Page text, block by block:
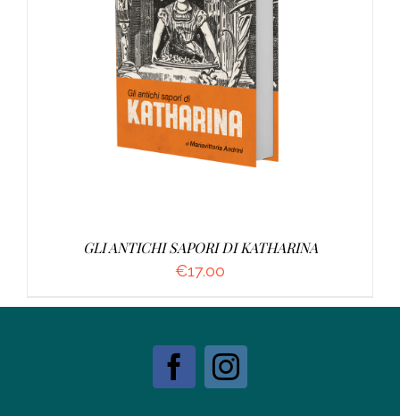
AGGIUNGI AL CARRELLO / DETTAGLI
GLI ANTICHI SAPORI DI KATHARINA
€17.00